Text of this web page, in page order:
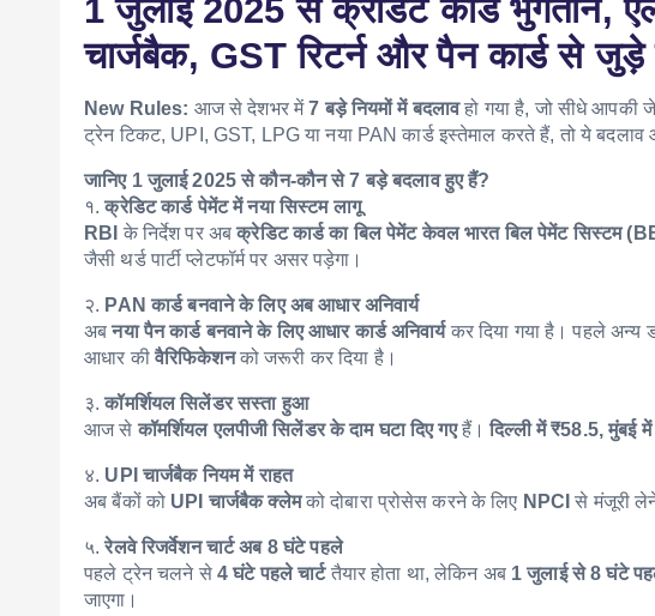
1 जुलाई 2025 से क्रेडिट कार्ड भुगतान,
चार्जबैक, GST रिटर्न और पैन कार्ड से जुड़े
New Rules: आज से देशभर में7 बड़े नियमों में बदलावहो गया है, जो सीधे आपकी
ट्रेन टिकट, UPI, GST, LPG या नया PAN कार्ड इस्तेमाल करते हैं, तो ये
जानिए 1 जुलाई 2025 से कौन-कौन से 7 बड़े बदलाव हुए हैं?
१.क्रेडिट कार्ड पेमेंट में नया सिस्टम लागू
RBI के निर्देश पर अबक्रेडिट कार्ड का बिल पेमेंट केवल भारत बिल पेमेंट सिस्टम
जैसी थर्ड पार्टी प्लेटफॉर्म पर असर पड़ेगा।
२. PAN कार्ड बनवाने के लिए अब आधार अनिवार्य
अबनया पैन कार्ड बनवाने के लिए आधार कार्ड अनिवार्यकर दिया गया है। पहले अन्य
आधार कीवैरिफिकेशनको जरूरी कर दिया है।
३.कॉमर्शियल सिलेंडर सस्ता हुआ
आज सेकॉमर्शियल एलपीजी सिलेंडर के दाम घटा दिए गएहैं।दिल्ली में ₹58.5, मुंबई
४. UPI चार्जबैक नियम में राहत
अब बैंकों कोUPI चार्जबैक क्लेमको दोबारा प्रोसेस करने के लिए NPCI से मंजूरी
५. रेलवे रिजर्वेशन चार्ट अब 8 घंटे पहले
पहले ट्रेन चलने से 4 घंटे पहले चार्टतैयार होता था, लेकिन अब1 जुलाई से 8 घंटे
जाएगा।